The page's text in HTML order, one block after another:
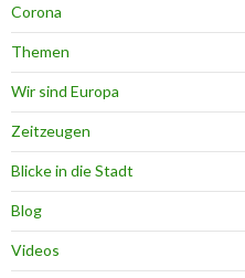
Corona
Themen
Wir sind Europa
Zeitzeugen
Blicke in die Stadt
Blog
Videos